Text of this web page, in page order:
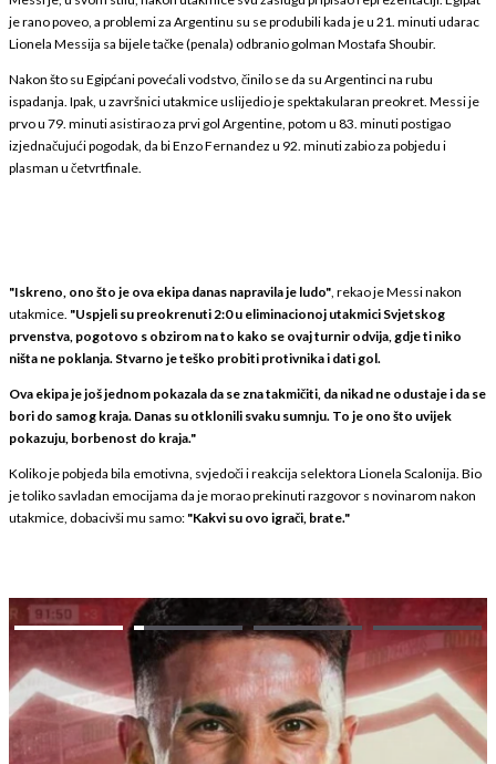
je rano poveo, a problemi za Argentinu su se produbili kada je u 21. minuti udarac
Lionela Messija sa bijele tačke (penala) odbranio golman Mostafa Shoubir.
Nakon što su Egipćani povećali vodstvo, činilo se da su Argentinci na rubu
ispadanja. Ipak, u završnici utakmice uslijedio je spektakularan preokret. Messi je
prvo u 79. minuti asistirao za prvi gol Argentine, potom u 83. minuti postigao
izjednačujući pogodak, da bi Enzo Fernandez u 92. minuti zabio za pobjedu i
plasman u četvrtfinale.
"Iskreno, ono što je ova ekipa danas napravila je ludo" , rekao je Messi nakon
utakmice. "Uspjeli su preokrenuti 2:0 u eliminacionoj utakmici Svjetskog
prvenstva, pogotovo s obzirom na to kako se ovaj turnir odvija, gdje ti niko
ništa ne poklanja. Stvarno je teško probiti protivnika i dati gol.
Ova ekipa je još jednom pokazala da se zna takmičiti, da nikad ne odustaje i da se
bori do samog kraja. Danas su otklonili svaku sumnju. To je ono što uvijek
pokazuju, borbenost do kraja."
Koliko je pobjeda bila emotivna, svjedoči i reakcija selektora Lionela Scalonija. Bio
je toliko savladan emocijama da je morao prekinuti razgovor s novinarom nakon
utakmice, dobacivši mu samo: "Kakvi su ovo igrači, brate."